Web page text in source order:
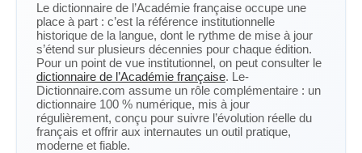
Le dictionnaire de l’Académie française occupe une
place à part : c’est la référence institutionnelle
historique de la langue, dont le rythme de mise à jour
s’étend sur plusieurs décennies pour chaque édition.
Pour un point de vue institutionnel, on peut consulter le
dictionnaire de l’Académie française. Le-
Dictionnaire.com assume un rôle complémentaire : un
dictionnaire 100 % numérique, mis à jour
régulièrement, conçu pour suivre l’évolution réelle du
français et offrir aux internautes un outil pratique,
moderne et fiable.